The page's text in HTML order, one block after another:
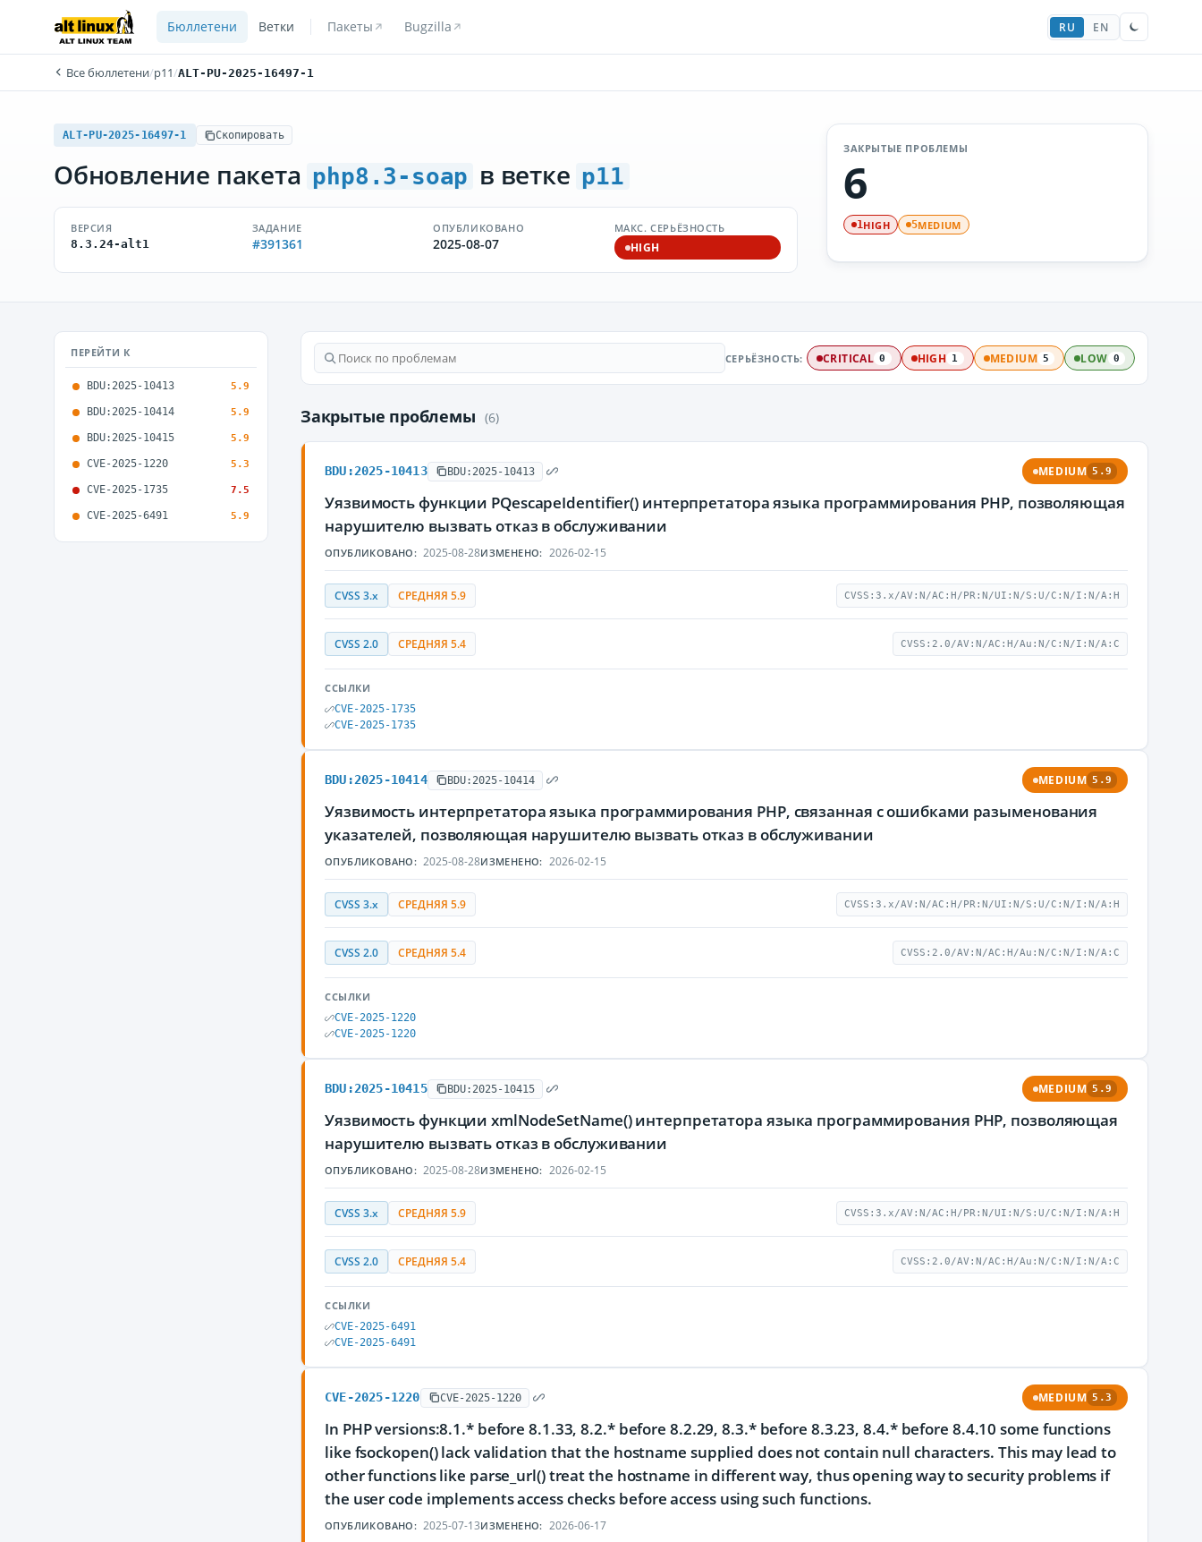
Бюллетени Ветки Пакеты Bugzilla RU EN
Все бюллетени/p11/ALT-PU-2025-16497-1
ALT-PU-2025-16497-1 Скопировать
Обновление пакета php8.3-soap в ветке p11
ВЕРСИЯ
8.3.24-alt1
ЗАДАНИЕ
#391361
ОПУБЛИКОВАНО
2025-08-07
МАКС. СЕРЬЁЗНОСТЬ
HIGH
ЗАКРЫТЫЕ ПРОБЛЕМЫ
6
1HIGH 5MEDIUM
ПЕРЕЙТИ К
BDU:2025-10413 5.9
BDU:2025-10414 5.9
BDU:2025-10415 5.9
CVE-2025-1220 5.3
CVE-2025-1735 7.5
CVE-2025-6491 5.9
СЕРЬЁЗНОСТЬ: CRITICAL 0 HIGH 1 MEDIUM 5 LOW 0
Закрытые проблемы (6)
BDU:2025-10413 BDU:2025-10413 MEDIUM 5.9
Уязвимость функции PQescapeIdentifier() интерпретатора языка программирования PHP, позволяющая
нарушителю вызвать отказ в обслуживании
ОПУБЛИКОВАНО: 2025-08-28ИЗМЕНЕНО: 2026-02-15
CVSS 3.x СРЕДНЯЯ 5.9 CVSS:3.x/AV:N/AC:H/PR:N/UI:N/S:U/C:N/I:N/A:H
CVSS 2.0 СРЕДНЯЯ 5.4 CVSS:2.0/AV:N/AC:H/Au:N/C:N/I:N/A:C
ССЫЛКИ
CVE-2025-1735
CVE-2025-1735
BDU:2025-10414 BDU:2025-10414 MEDIUM 5.9
Уязвимость интерпретатора языка программирования PHP, связанная с ошибками разыменования
указателей, позволяющая нарушителю вызвать отказ в обслуживании
ОПУБЛИКОВАНО: 2025-08-28ИЗМЕНЕНО: 2026-02-15
CVSS 3.x СРЕДНЯЯ 5.9 CVSS:3.x/AV:N/AC:H/PR:N/UI:N/S:U/C:N/I:N/A:H
CVSS 2.0 СРЕДНЯЯ 5.4 CVSS:2.0/AV:N/AC:H/Au:N/C:N/I:N/A:C
ССЫЛКИ
CVE-2025-1220
CVE-2025-1220
BDU:2025-10415 BDU:2025-10415 MEDIUM 5.9
Уязвимость функции xmlNodeSetName() интерпретатора языка программирования PHP, позволяющая
нарушителю вызвать отказ в обслуживании
ОПУБЛИКОВАНО: 2025-08-28ИЗМЕНЕНО: 2026-02-15
CVSS 3.x СРЕДНЯЯ 5.9 CVSS:3.x/AV:N/AC:H/PR:N/UI:N/S:U/C:N/I:N/A:H
CVSS 2.0 СРЕДНЯЯ 5.4 CVSS:2.0/AV:N/AC:H/Au:N/C:N/I:N/A:C
ССЫЛКИ
CVE-2025-6491
CVE-2025-6491
CVE-2025-1220 CVE-2025-1220 MEDIUM 5.3
In PHP versions:8.1.* before 8.1.33, 8.2.* before 8.2.29, 8.3.* before 8.3.23, 8.4.* before 8.4.10 some functions
like fsockopen() lack validation that the hostname supplied does not contain null characters. This may lead to
other functions like parse_url() treat the hostname in different way, thus opening way to security problems if
the user code implements access checks before access using such functions.
ОПУБЛИКОВАНО: 2025-07-13ИЗМЕНЕНО: 2026-06-17